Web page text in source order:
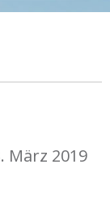
März 2019